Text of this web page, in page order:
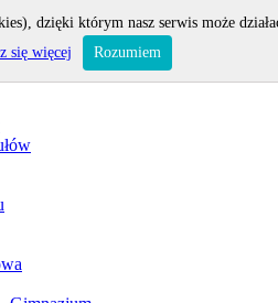
0 użytkowników.
dzięki którym nasz serwis może
się więcej Rozumiem